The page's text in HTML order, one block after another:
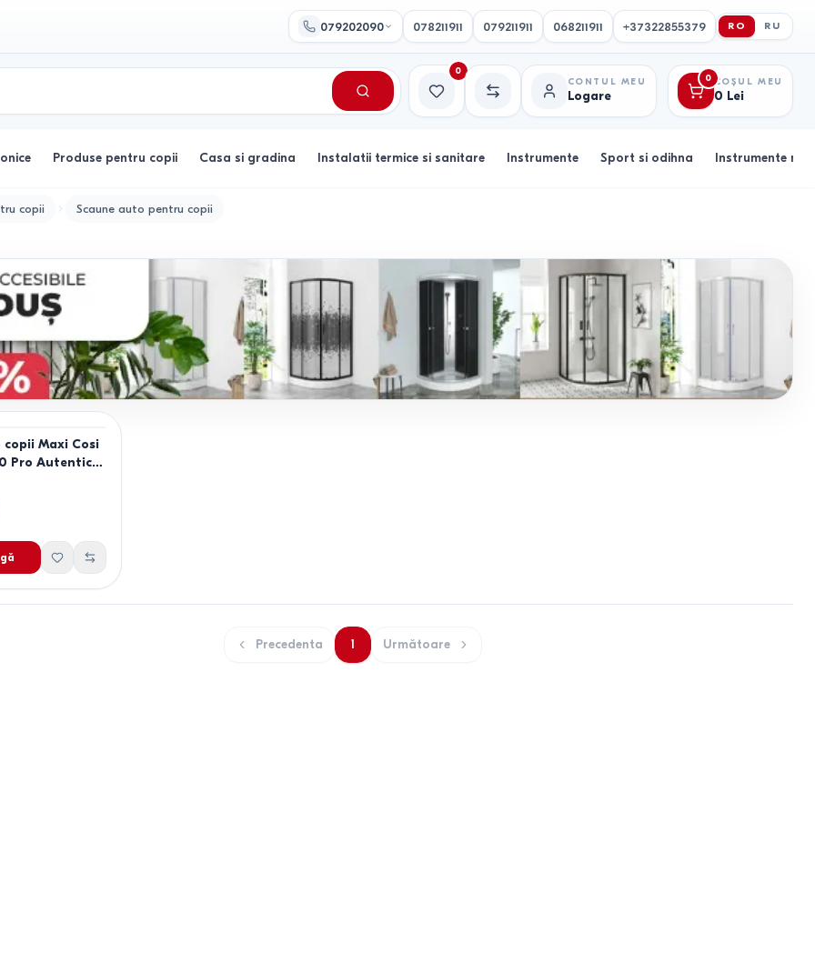
079202090 078211911 079211911 068211911 +37322855379 RO RU
Favorite
0
Comparație
CONTUL MEU
Logare
0 COȘUL MEU
0 Lei
Produse pentru copii Casa si gradina Instalatii termice si sanitare Instrumente Sport si odihna Instrumente
copii Scaune auto pentru copii
Maxi Cosi
Pro Autentic
Precedenta 1 Următoare